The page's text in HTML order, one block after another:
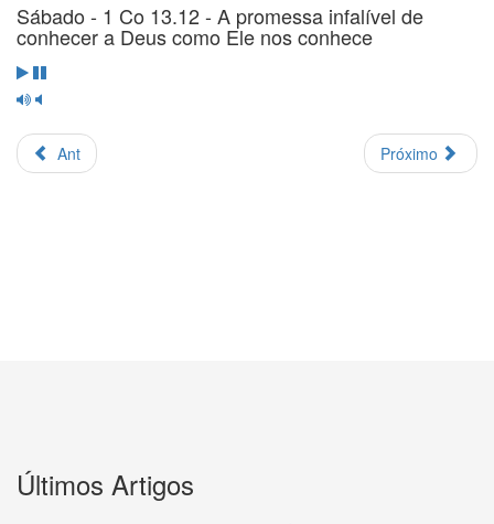
Sábado - 1 Co 13.12 - A promessa infalível de
conhecer a Deus como Ele nos conhece
Ant Próximo
Últimos Artigos